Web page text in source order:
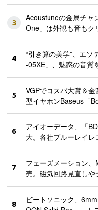
3
Acoustuneの金属チャ
One」は外観も音もク
4
“引き算の美学”、エソ
-05XE」、魅惑の音質
5
VGPでコスパ大賞＆
型イヤホンBaseus「
6
アイオーデータ、「
大。各社ブルーレイ
7
フェーズメーション
売。磁気回路見直し
8
ビートソニック、